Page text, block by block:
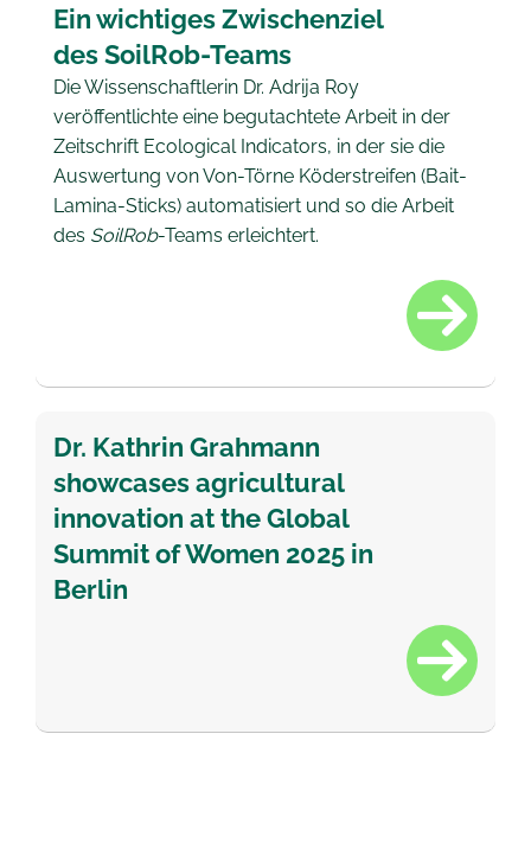
Ein wichtiges Zwischenziel
des SoilRob-Teams
Die Wissenschaftlerin Dr. Adrija Roy
veröffentlichte eine begutachtete Arbeit in der
Zeitschrift Ecological Indicators, in der sie die
Auswertung von Von-Törne Köderstreifen (Bait-
Lamina-Sticks) automatisiert und so die Arbeit
des SoilRob-Teams erleichtert.
Dr. Kathrin Grahmann
showcases agricultural
innovation at the Global
Summit of Women 2025 in
Berlin